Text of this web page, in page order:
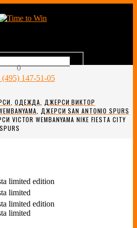
0
(495) 147-51-05
ОДЕЖДА ДЖЕРСИ ВИКТОР
ДЖЕРСИ SAN ANTONIO SPURS
WEMBANYAMA NIKE FIESTA CITY